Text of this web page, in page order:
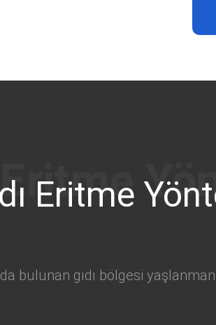
Eritme
bulunan gıdı bölgesi